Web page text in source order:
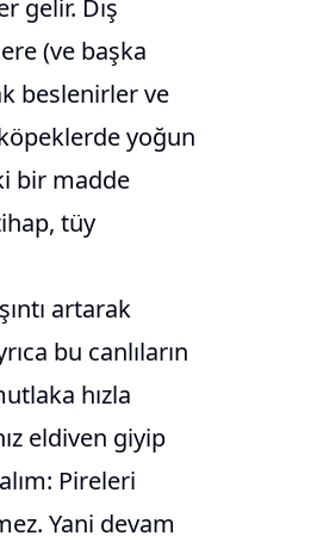
gelir. Dış
(ve başka
beslenirler ve
yoğun
bir madde
tüy
artarak
bu canlıların
hızla
eldiven giyip
Pireleri
Yani devam